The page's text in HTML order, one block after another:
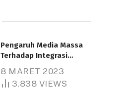
Pengaruh Media Massa
Terhadap Integrasi
8 MARET 2023
3,838 VIEWS